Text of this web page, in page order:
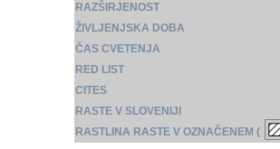
RAZŠIRJENOST
ŽIVLJENJSKA DOBA
ČAS CVETENJA
RED LIST
CITES
RASTE V SLOVENIJI
RASTLINA RASTE V OZNAČENEM (